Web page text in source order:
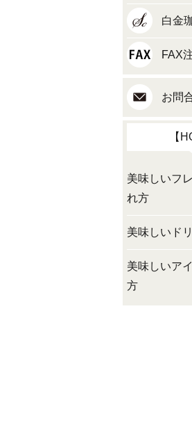
白金
FAX
お問
【
美味しいフ
れ方
美味しいド
美味しいア
方